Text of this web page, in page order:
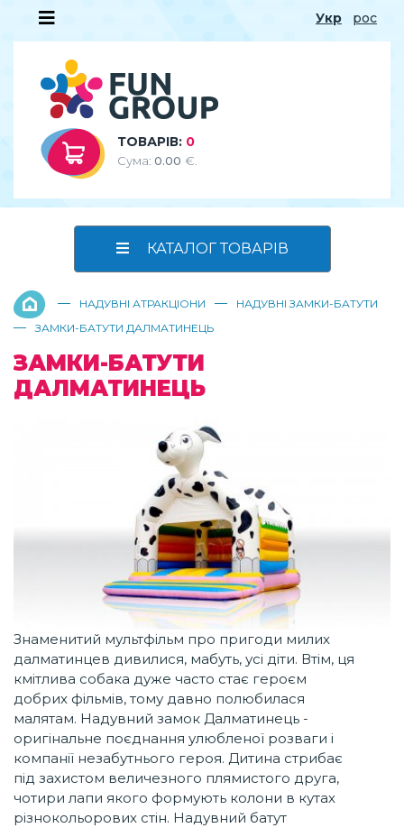
Укр рос
ТОВАРІВ: 0
Сума: 0.00 €.
КАТАЛОГ ТОВАРІВ
— НАДУВНІ АТРАКЦІОНИ — НАДУВНІ ЗАМКИ-БАТУТИ
— ЗАМКИ-БАТУТИ ДАЛМАТИНЕЦЬ
ЗАМКИ-БАТУТИ
ДАЛМАТИНЕЦЬ
Знаменитий мультфільм про пригоди милих
далматинцев дивилися, мабуть, усі діти. Втім, ця
кмітлива собака дуже часто стає героєм
добрих фільмів, тому давно полюбилася
малятам. Надувний замок Далматинець -
оригінальне поєднання улюбленої розваги і
компанії незабутнього героя. Дитина стрибає
під захистом величезного плямистого друга,
чотири лапи якого формують колони в кутах
різнокольорових стін. Надувний батут